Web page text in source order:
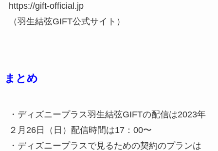
https://gift-official.jp
（羽生結弦GIFT公式サイト）
まとめ
・ディズニープラス羽生結弦GIFTの配信は2023年
２月26日（日）配信時間は17：00〜
・ディズニープラスで見るための契約のプランは